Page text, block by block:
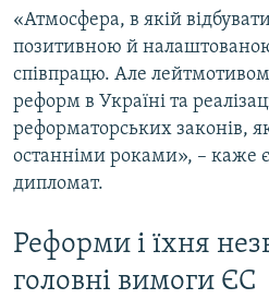
«Атмосфера, в якій
позитивною й
співпрацю. Але лейтмотивом
реформ в Україні та
реформаторських законів,
останніми роками», – каже
дипломат.
Реформи і їхня
головні вимоги ЄС